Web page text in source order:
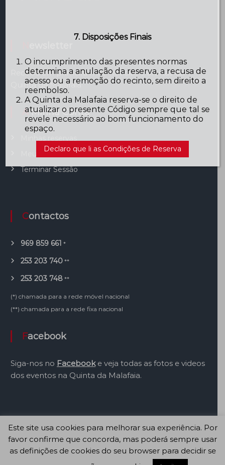
Receba em primeira mão notícias e ofertas da
Quinta da Malafaia
A Minha Conta
Meu Perfil
Terminar Sessão
Contactos
969 859 661 *
253 203 740 **
253 203 748 **
(*) chamada para a rede móvel nacional
(**) chamada para a rede fixa nacional
Facebook
Siga-nos no Facebooke veja todas as fotos e videos
dos eventos na Quinta da Malafaia.
Copyright © 2026MalafaiaTodos os direitos reservados. Website by
Contacto Visual
Regras e Conduta
Este site usa cookies para melhorar sua experiência. Por
favor confirme que concorda, mas poderá sempre usar
as definições de cookies do seu browser para decidir se
7. Disposições Finais
O incumprimento das presentes normas
determina a anulação da reserva, a recusa de
acesso ou a remoção do recinto, sem direito a
reembolso.
A Quinta da Malafaia reserva-se o direito de
atualizar o presente Código sempre que tal se
revele necessário ao bom funcionamento do
espaço.
Declaro que li as Condições de Reserva